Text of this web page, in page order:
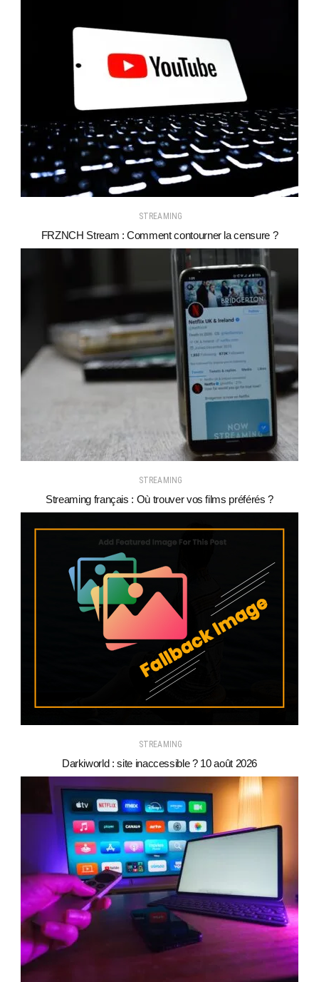
STREAMING
FRZNCH Stream : Comment contourner la censure ?
STREAMING
Streaming français : Où trouver vos films préférés ?
STREAMING
Darkiworld : site inaccessible ? 10 août 2026